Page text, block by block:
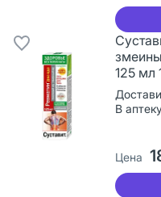
125 мл
В
Цена